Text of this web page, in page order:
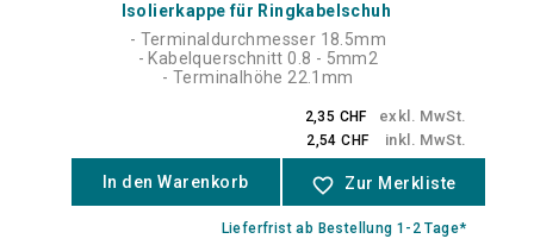
Isolierkappe für Ringkabelschuh
- Terminaldurchmesser 18.5mm
- Kabelquerschnitt 0.8 - 5mm2
- Terminalhöhe 22.1mm
2,35 CHF exkl. MwSt.
2,54 CHF inkl. MwSt.
In den Warenkorb favorite_border Zur Merkliste
Lieferfrist ab Bestellung 1-2 Tage*